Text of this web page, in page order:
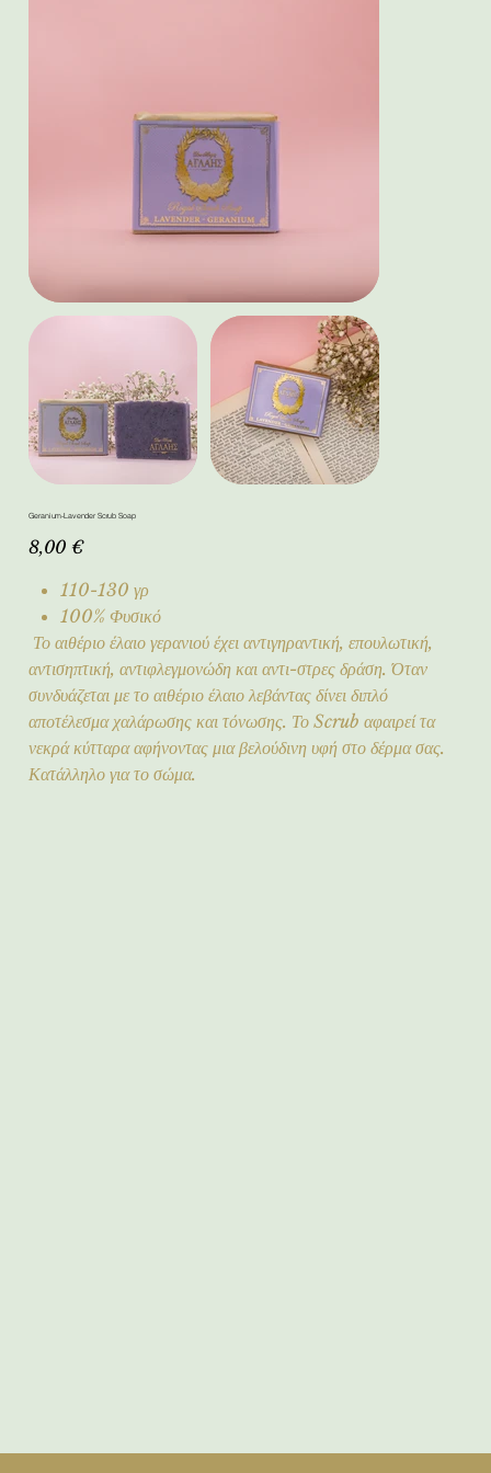
Geranium-Lavender Scrub Soap
Τιμή
8,00 €
110-130 γρ
100% Φυσικό
Το αιθέριο έλαιο γερανιού έχει αντιγηραντική, επουλωτική,
αντισηπτική, αντιφλεγμονώδη και αντι-στρες δράση. Όταν
συνδυάζεται με το αιθέριο έλαιο λεβάντας δίνει διπλό
αποτέλεσμα χαλάρωσης και τόνωσης. Το Scrub αφαιρεί τα
νεκρά κύτταρα αφήνοντας μια βελούδινη υφή στο δέρμα σας.
Κατάλληλο για το σώμα.